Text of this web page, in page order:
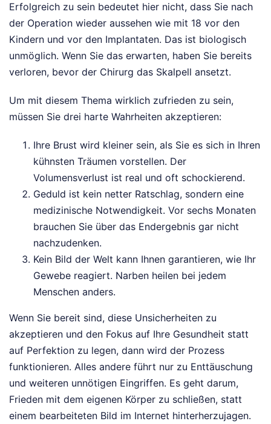
Erfolgreich zu sein bedeutet hier nicht, dass Sie nach
der Operation wieder aussehen wie mit 18 vor den
Kindern und vor den Implantaten. Das ist biologisch
unmöglich. Wenn Sie das erwarten, haben Sie bereits
verloren, bevor der Chirurg das Skalpell ansetzt.
Um mit diesem Thema wirklich zufrieden zu sein,
müssen Sie drei harte Wahrheiten akzeptieren:
Ihre Brust wird kleiner sein, als Sie es sich in Ihren
kühnsten Träumen vorstellen. Der
Volumensverlust ist real und oft schockierend.
Geduld ist kein netter Ratschlag, sondern eine
medizinische Notwendigkeit. Vor sechs Monaten
brauchen Sie über das Endergebnis gar nicht
nachzudenken.
Kein Bild der Welt kann Ihnen garantieren, wie Ihr
Gewebe reagiert. Narben heilen bei jedem
Menschen anders.
Wenn Sie bereit sind, diese Unsicherheiten zu
akzeptieren und den Fokus auf Ihre Gesundheit statt
auf Perfektion zu legen, dann wird der Prozess
funktionieren. Alles andere führt nur zu Enttäuschung
und weiteren unnötigen Eingriffen. Es geht darum,
Frieden mit dem eigenen Körper zu schließen, statt
einem bearbeiteten Bild im Internet hinterherzujagen.